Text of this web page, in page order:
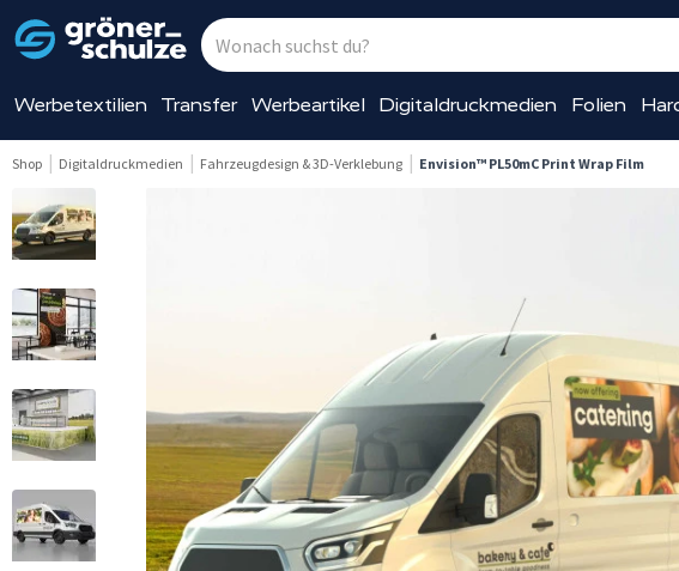
Werbetextilien Transfer Werbeartikel Digitaldruckmedien Folien
Shop Digitaldruckmedien Fahrzeugdesign & 3D-Verklebung Envision™ PL50mC Print Wrap Film